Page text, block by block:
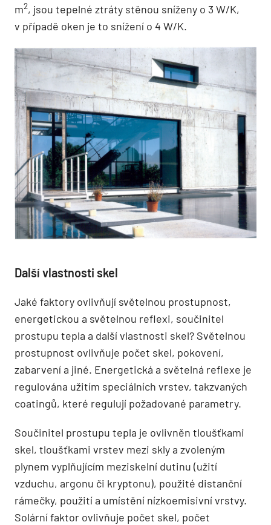
m2, jsou tepelné ztráty stěnou sníženy o 3 W/K,
v případě oken je to snížení o 4 W/K.
Další vlastnosti skel
Jaké faktory ovlivňují světelnou prostupnost,
energetickou a světelnou reflexi, součinitel
prostupu tepla a další vlastnosti skel? Světelnou
prostupnost ovlivňuje počet skel, pokovení,
zabarvení a jiné. Energetická a světelná reflexe je
regulována užitím speciálních vrstev, takzvaných
coatingů, které regulují požadované parametry.
Součinitel prostupu tepla je ovlivněn tloušťkami
skel, tloušťkami vrstev mezi skly a zvoleným
plynem vyplňujícím meziskelní dutinu (užití
vzduchu, argonu či kryptonu), použité distanční
rámečky, použití a umístění nízkoemisivní vrstvy.
Solární faktor ovlivňuje počet skel, počet